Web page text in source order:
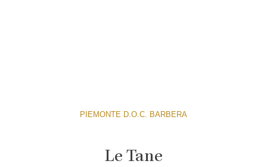
PIEMONTE D.O.C. BARBERA
Le Tane